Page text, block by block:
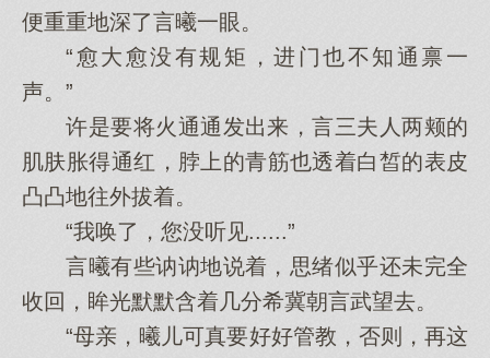
便重重地深了言曦一眼。
“愈大愈没有规矩，进门也不知通禀一
声。”
许是要将火通通发出来，言三夫人两颊的
肌肤胀得通红，脖上的青筋也透着白皙的表皮
凸凸地往外拔着。
“我唤了，您没听见......”
言曦有些讷讷地说着，思绪似乎还未完全
收回，眸光默默含着几分希冀朝言武望去。
“母亲，曦儿可真要好好管教，否则，再这